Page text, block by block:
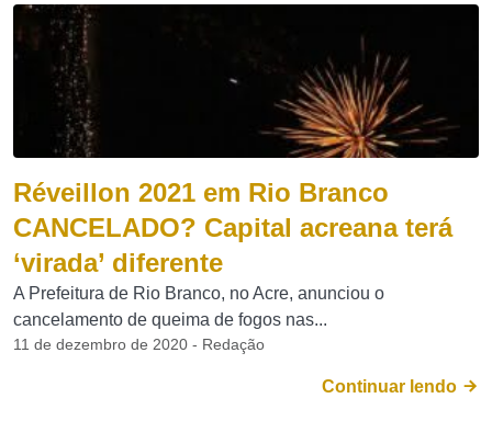
Réveillon 2021 em Rio Branco
CANCELADO? Capital acreana terá
‘virada’ diferente
A Prefeitura de Rio Branco, no Acre, anunciou o
cancelamento de queima de fogos nas...
11 de dezembro de 2020 - Redação
Continuar lendo